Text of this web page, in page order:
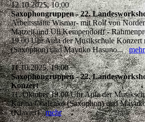
12.10.2025, 10:00
Saxophongruppen - 22.
Arbeitsstätte Wismar- mit Rolf von
Matzeit und Uli Kempendorff -
19.00 Uhr Aula der Musikschule
(Saxophon) und Mayuko Hasuno...mehr
11.10.2025, 19:00
Saxophongruppen - 22.
Konzert
11. Oktober 19.00 Uhr Aula der
Karina Chalenko (Saxophon) und
(Klavier)mehr